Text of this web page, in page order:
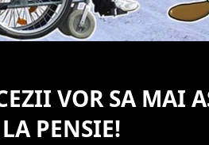
VOR SA MAI
PENSIE!